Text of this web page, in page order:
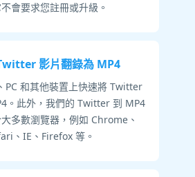
會要求您註冊或升級。
影片翻錄為 MP4
PC 和其他裝置上快速將 Twitter
。此外，我們的 Twitter 到 MP4
多數瀏覽器，例如 Chrome、
、IE、Firefox 等。